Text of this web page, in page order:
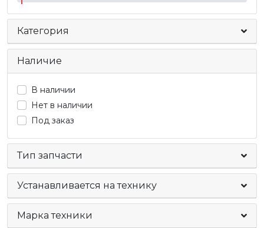
Наличие
В наличии
Нет в наличии
Под заказ
Тип запчасти
Устанавливается на технику
Марка техники
Категория